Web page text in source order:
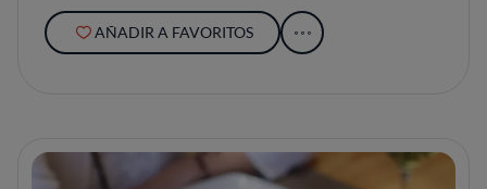
AÑADIR A FAVORITOS